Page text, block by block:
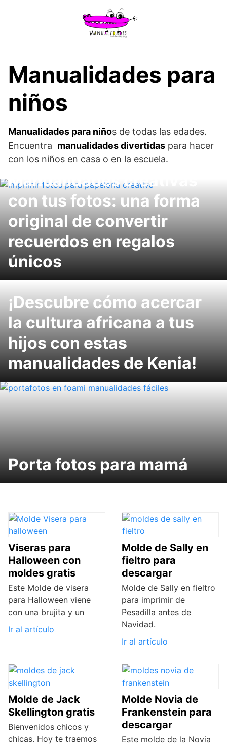
Manualidades para
niños
Manualidades para niños de todas las edades.
Encuentra manualidades divertidas para hacer
con los niños en casa o en la escuela.
Manualidades creativas
con tus fotos: una forma
original de convertir
recuerdos en regalos
únicos
¡Descubre cómo acercar
la cultura africana a tus
hijos con estas
manualidades de Kenia!
Porta fotos para mamá
Viseras para
Halloween con
moldes gratis
Este Molde de visera
para Halloween viene
con una brujita y un
Ir al artículo
Molde de Sally en
fieltro para
descargar
Molde de Sally en fieltro
para imprimir de
Pesadilla antes de
Navidad.
Ir al artículo
Molde de Jack
Skellington gratis
Bienvenidos chicos y
chicas. Hoy te traemos
Molde Novia de
Frankenstein para
descargar
Este molde de la Novia